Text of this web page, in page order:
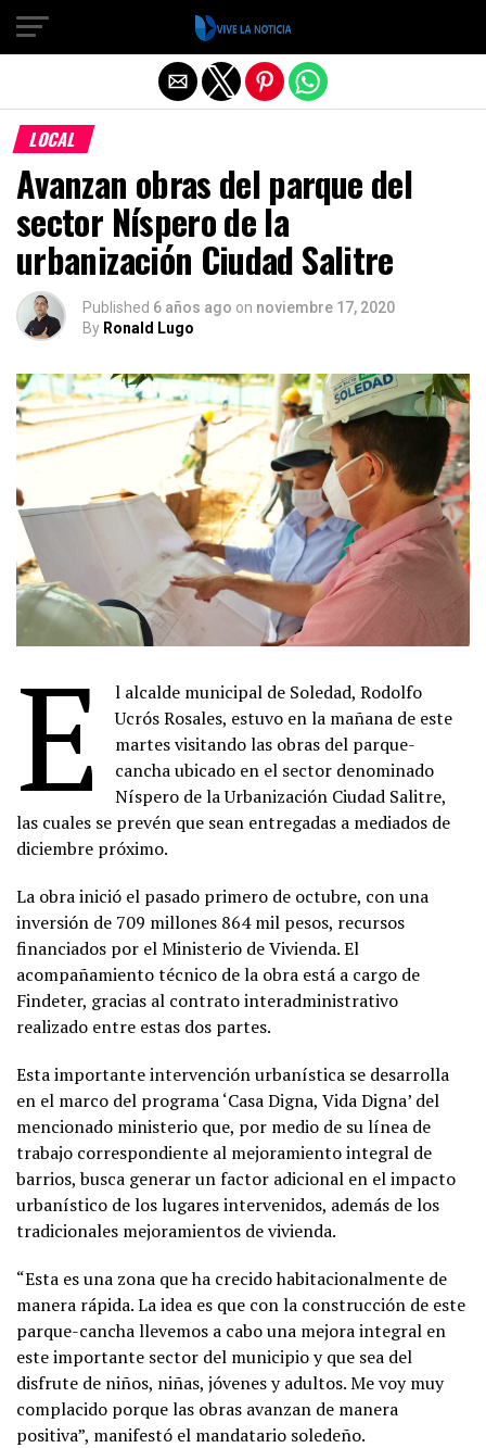
LOCAL
Avanzan obras del parque del
sector Níspero de la
urbanización Ciudad Salitre
Published 6 años ago on noviembre 17, 2020
By Ronald Lugo
E
l alcalde municipal de Soledad, Rodolfo
Ucrós Rosales, estuvo en la mañana de este
martes visitando las obras del parque-
cancha ubicado en el sector denominado
Níspero de la Urbanización Ciudad Salitre,
las cuales se prevén que sean entregadas a mediados de
diciembre próximo.
La obra inició el pasado primero de octubre, con una
inversión de 709 millones 864 mil pesos, recursos
financiados por el Ministerio de Vivienda. El
acompañamiento técnico de la obra está a cargo de
Findeter, gracias al contrato interadministrativo
realizado entre estas dos partes.
Esta importante intervención urbanística se desarrolla
en el marco del programa ‘Casa Digna, Vida Digna’ del
mencionado ministerio que, por medio de su línea de
trabajo correspondiente al mejoramiento integral de
barrios, busca generar un factor adicional en el impacto
urbanístico de los lugares intervenidos, además de los
tradicionales mejoramientos de vivienda.
“Esta es una zona que ha crecido habitacionalmente de
manera rápida. La idea es que con la construcción de este
parque-cancha llevemos a cabo una mejora integral en
este importante sector del municipio y que sea del
disfrute de niños, niñas, jóvenes y adultos. Me voy muy
complacido porque las obras avanzan de manera
positiva”, manifestó el mandatario soledeño.
Salir de la versión móvil